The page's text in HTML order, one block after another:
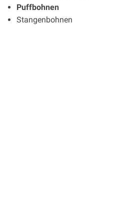
Puffbohnen
Stangenbohnen